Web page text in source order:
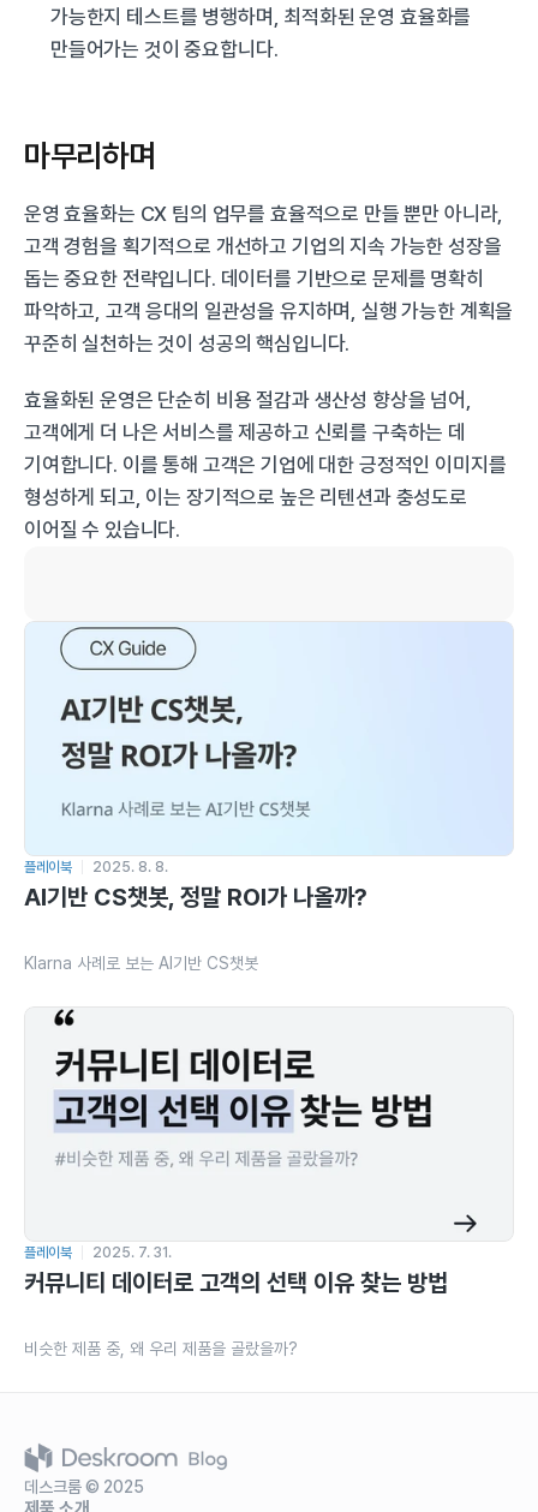
가능한지 테스트를 병행하며, 최적화된 운영 효율화를
만들어가는 것이 중요합니다.
마무리하며
운영 효율화는 CX 팀의 업무를 효율적으로 만들 뿐만 아니라,
고객 경험을 획기적으로 개선하고 기업의 지속 가능한 성장을
돕는 중요한 전략입니다. 데이터를 기반으로 문제를 명확히
파악하고, 고객 응대의 일관성을 유지하며, 실행 가능한 계획을
꾸준히 실천하는 것이 성공의 핵심입니다.
효율화된 운영은 단순히 비용 절감과 생산성 향상을 넘어,
고객에게 더 나은 서비스를 제공하고 신뢰를 구축하는 데
기여합니다. 이를 통해 고객은 기업에 대한 긍정적인 이미지를
형성하게 되고, 이는 장기적으로 높은 리텐션과 충성도로
이어질 수 있습니다.
플레이북 2025. 8. 8.
AI기반 CS챗봇, 정말 ROI가 나올까?
Klarna 사례로 보는 AI기반 CS챗봇
플레이북 2025. 7. 31.
커뮤니티 데이터로 고객의 선택 이유 찾는 방법
비슷한 제품 중, 왜 우리 제품을 골랐을까?
데스크룸 © 2025